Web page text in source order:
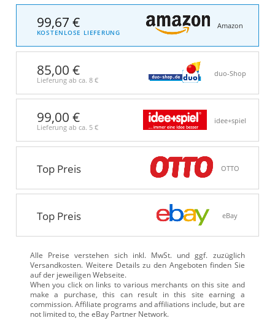
99,67 €
KOSTENLOSE LIEFERUNG
Amazon
85,00 €
Lieferung ab ca. 8 €
duo-Shop
99,00 €
Lieferung ab ca. 5 €
idee+spiel
Top Preis OTTO
Top Preis eBay
Alle Preise verstehen sich inkl. MwSt. und ggf. zuzüglich
Versandkosten. Weitere Details zu den Angeboten finden Sie
auf der jeweiligen Webseite.